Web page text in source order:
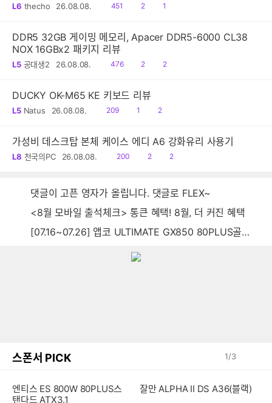
L6 thecho 26.08.08.
읽
451
공
2
댓1
DDR5 32GB 게이밍 메모리, Apacer DDR5-6000 CL38
NOX 16GBx2 패키지 리뷰
L5 공대생2 26.08.08.
읽
476
공
2
댓
2
DUCKY OK-M65 KE 키보드 리뷰
L5 Natus 26.08.08.
읽
209
공1
댓
2
가성비 데스크탑 본체 케이스 에디 A6 강화유리 사용기
L8 천국의PC 26.08.08.
읽
200
공
2
댓
2
댓글이 고픈 영자가 올립니다. 댓글로 FLEX~
<8월 모바일 출석체크> 통큰 혜택! 8월, 더 커진 혜택
[07.16~07.26] 앱코 ULTIMATE GX850 80PLUS골드 풀모듈러 ATX3.0 블랙
스폰서 PICK 1/3